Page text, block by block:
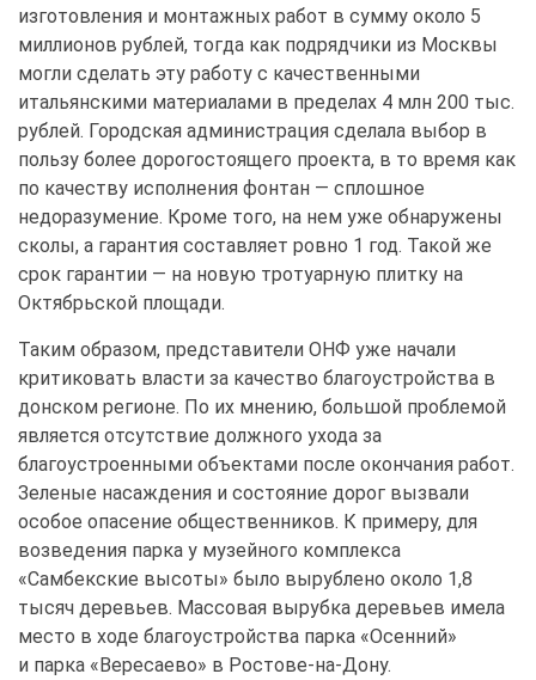
изготовления и монтажных работ в сумму около 5
миллионов рублей, тогда как подрядчики из Москвы
могли сделать эту работу с качественными
итальянскими материалами в пределах 4 млн 200 тыс.
рублей. Городская администрация сделала выбор в
пользу более дорогостоящего проекта, в то время как
по качеству исполнения фонтан — сплошное
недоразумение. Кроме того, на нем уже обнаружены
сколы, а гарантия составляет ровно 1 год. Такой же
срок гарантии — на новую тротуарную плитку на
Октябрьской площади.
Таким образом, представители ОНФ уже начали
критиковать власти за качество благоустройства в
донском регионе. По их мнению, большой проблемой
является отсутствие должного ухода за
благоустроенными объектами после окончания работ.
Зеленые насаждения и состояние дорог вызвали
особое опасение общественников. К примеру, для
возведения парка у музейного комплекса
«Самбекские высоты» было вырублено около 1,8
тысяч деревьев. Массовая вырубка деревьев имела
место в ходе благоустройства парка «Осенний»
и парка «Вересаево» в Ростове-на-Дону.